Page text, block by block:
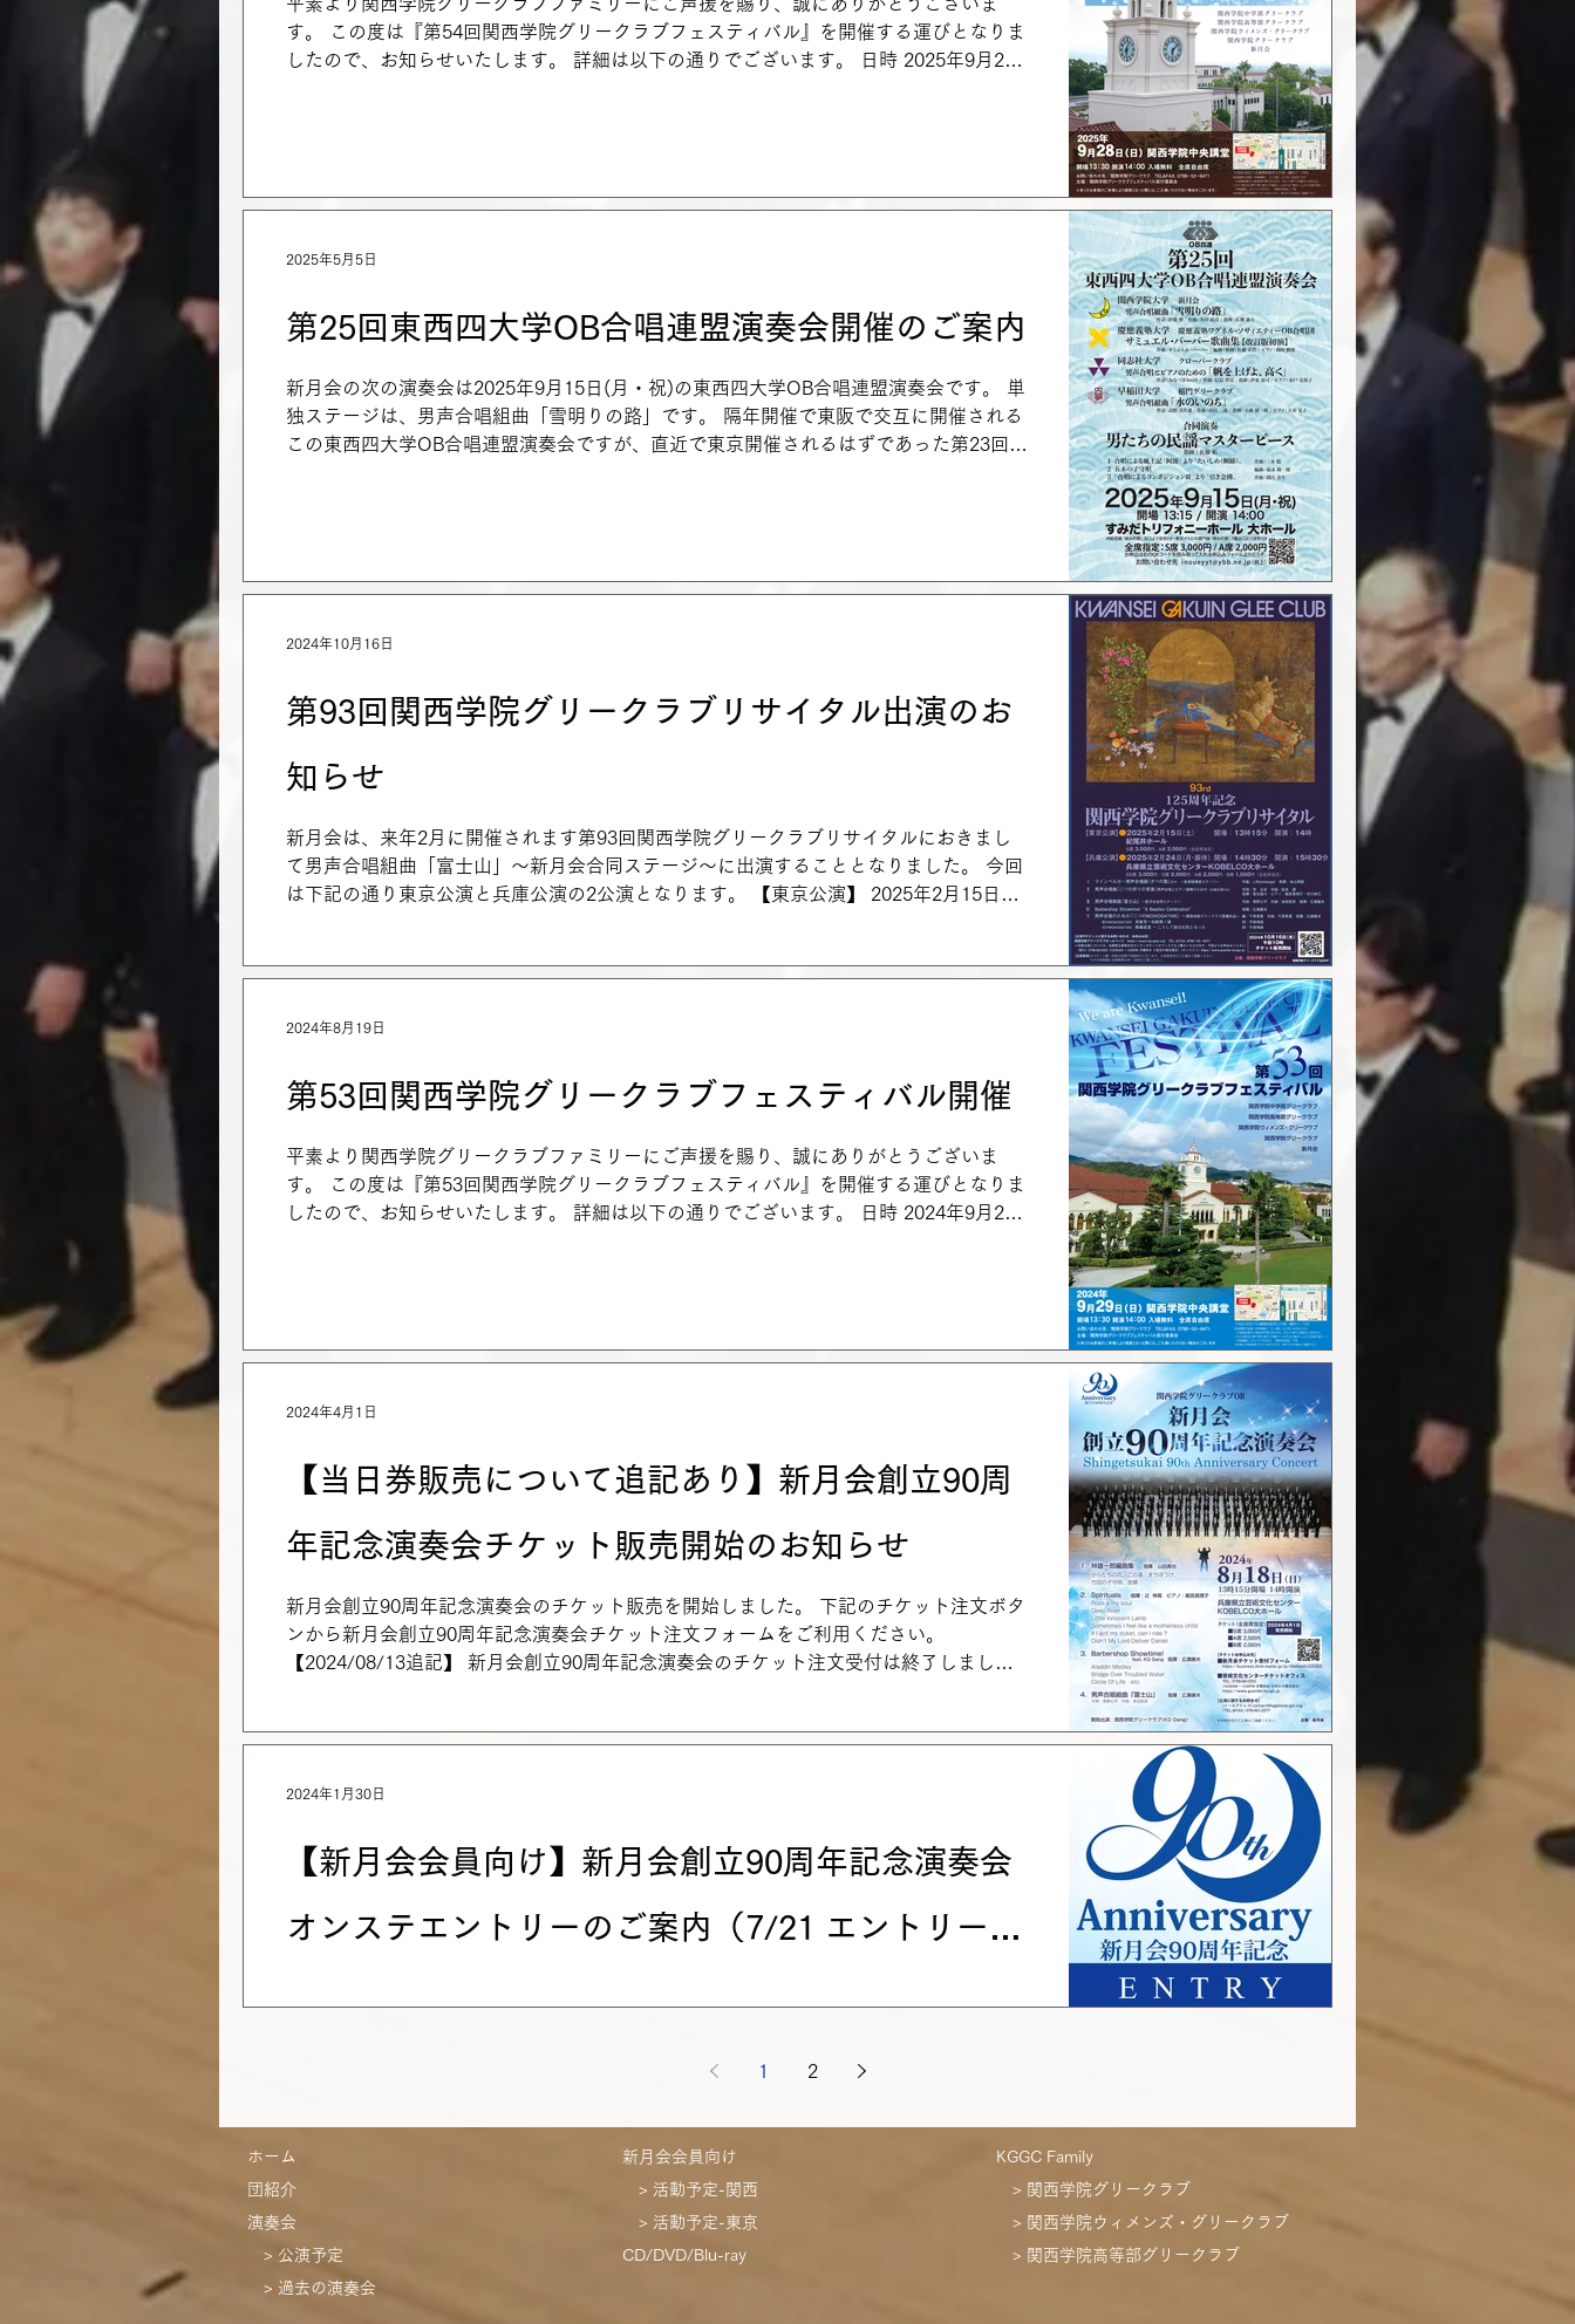
す。 この度は『第54回関西学院グリークラブフェスティバル』を開催する運びとなりま
したので、お知らせいたします。 詳細は以下の通りでございます。 日時 2025年9月28
第25回東西四大学OB合唱連盟演奏会開催のご案内
新月会の次の演奏会は2025年9月15日(月・祝)の東西四大学OB合唱連盟演奏会です。 単
独ステージは、男声合唱組曲「雪明りの路」です。 隔年開催で東阪で交互に開催される
この東西四大学OB合唱連盟演奏会ですが、直近で東京開催されるはずであった第23回は
2025年5月5日
第93回関西学院グリークラブリサイタル出演のお
知らせ
新月会は、来年2月に開催されます第93回関西学院グリークラブリサイタルにおきまし
て男声合唱組曲「富士山」～新月会合同ステージ～に出演することとなりました。 今回
は下記の通り東京公演と兵庫公演の2公演となります。 【東京公演】 2025年2月15日
2024年10月16日
第53回関西学院グリークラブフェスティバル開催
平素より関西学院グリークラブファミリーにご声援を賜り、誠にありがとうございま
す。 この度は『第53回関西学院グリークラブフェスティバル』を開催する運びとなりま
したので、お知らせいたします。 詳細は以下の通りでございます。 日時 2024年9月29
2024年8月19日
【当日券販売について追記あり】新月会創立90周
年記念演奏会チケット販売開始のお知らせ
新月会創立90周年記念演奏会のチケット販売を開始しました。 下記のチケット注文ボタ
ンから新月会創立90周年記念演奏会チケット注文フォームをご利用ください。
【2024/08/13追記】 新月会創立90周年記念演奏会のチケット注文受付は終了しました
2024年4月1日
【新月会会員向け】新月会創立90周年記念演奏会
オンステエントリーのご案内（7/21 エントリー〆
2024年1月30日
1 2
ホーム
団紹介
演奏会
> 公演予定
> 過去の演奏会
新月会会員向け
> 活動予定-関西
> 活動予定-東京
CD/DVD/Blu-ray
KGGC Family
> 関西学院グリークラブ
> 関西学院ウィメンズ・グリークラブ
> 関西学院高等部グリークラブ